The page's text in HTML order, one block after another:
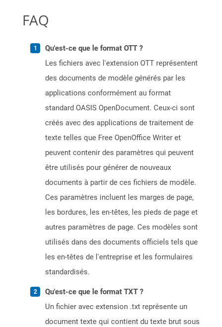
FAQ
Qu'est-ce que le format OTT ?
Les fichiers avec l'extension OTT représentent
des documents de modèle générés par les
applications conformément au format
standard OASIS OpenDocument. Ceux-ci sont
créés avec des applications de traitement de
texte telles que Free OpenOffice Writer et
peuvent contenir des paramètres qui peuvent
être utilisés pour générer de nouveaux
documents à partir de ces fichiers de modèle.
Ces paramètres incluent les marges de page,
les bordures, les en-têtes, les pieds de page et
autres paramètres de page. Ces modèles sont
utilisés dans des documents officiels tels que
les en-têtes de l'entreprise et les formulaires
standardisés.
Qu'est-ce que le format TXT ?
Un fichier avec extension .txt représente un
document texte qui contient du texte brut sous